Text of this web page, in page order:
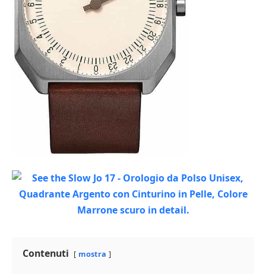
Contenuti mostra